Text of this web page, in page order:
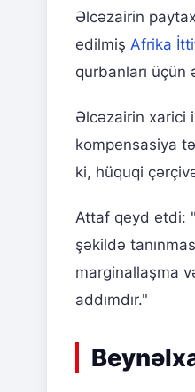
Əlcəzairin
edilmiş Afrika
qurbanları üçün
Əlcəzairin xarici
kompensasiya
ki, hüquqi
Attaf qeyd etdi:
şəkildə
marginallaşma
addımdır."